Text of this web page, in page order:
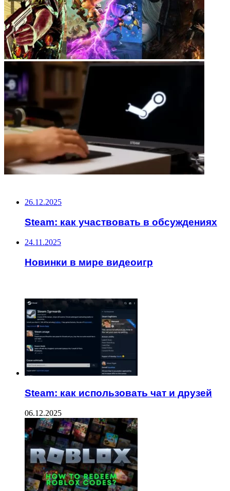
26.12.2025
Steam: как участвовать в обсуждениях
24.11.2025
Новинки в мире видеоигр
Steam: как использовать чат и друзей
06.12.2025